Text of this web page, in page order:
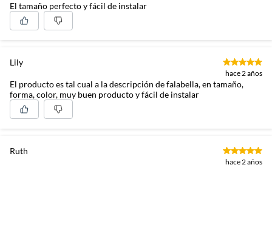
El tamaño perfecto y fácil de instalar
Lily
hace 2 años
El producto es tal cual a la descripción de falabella, en tamaño,
forma, color, muy buen producto y fácil de instalar
Ruth
hace 2 años